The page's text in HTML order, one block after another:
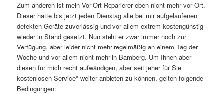
Zum anderen ist mein Vor-Ort-Reparierer eben nicht mehr vor Ort.
Dieser hatte bis jetzt jeden Dienstag alle bei mir aufgelaufenen
defekten Geräte zuverlässig und vor allem extrem kostengünstig
wieder in Stand gesetzt. Nun steht er zwar immer noch zur
Verfügung, aber leider nicht mehr regelmäßig an einem Tag der
Woche und vor allem nicht mehr in Bamberg. Um Ihnen aber
diesen für mich recht aufwändigen, aber seit jeher für Sie
kostenlosen Service* weiter anbieten zu können, gelten folgende
Bedingungen: